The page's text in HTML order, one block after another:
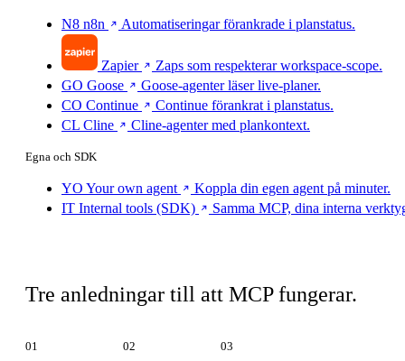
N8 n8n Automatiseringar förankrade i planstatus.
Zapier
Zaps som respekterar workspace-scope.
GO Goose
Goose-agenter läser live-planer.
CO Continue
Continue förankrat i planstatus.
CL Cline Cline-agenter med plankontext.
Egna och SDK
YO Your own agent
Koppla din egen agent på minuter.
IT Internal tools (SDK) Samma MCP, dina interna
Tre anledningar till att MCP fungerar.
01 02 03